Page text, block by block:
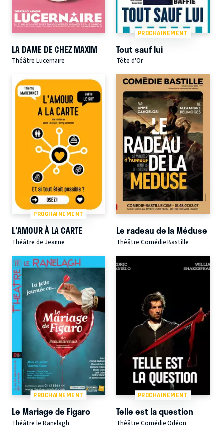
LA DAME DE CHEZ MAXIM
Théâtre Lucernaire
PROCHAINEMENT
Tout sauf lui
Tête d'Or
PROCHAINEMENT
L'AMOUR À LA CARTE
Théâtre de Jeanne
Le radeau de la Méduse
Théâtre Comédie Bastille
PROCHAINEMENT
Le Mariage de Figaro
Théâtre le Ranelagh
PROCHAINEMENT
Telle est la question
Théâtre Comédie Odéon